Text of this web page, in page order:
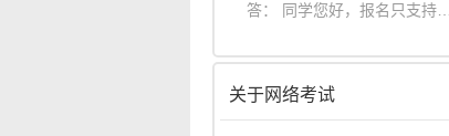
答：
同学您好，报名只支持支付宝支付，感谢您对艺术升的支持！
关于网络考试